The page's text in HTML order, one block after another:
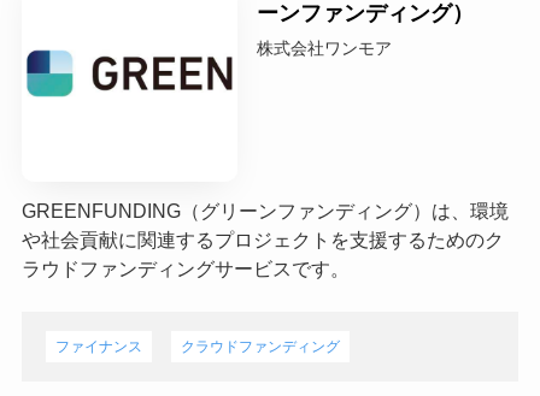
ーンファンディング）
株式会社ワンモア
GREENFUNDING（グリーンファンディング）は、環境
や社会貢献に関連するプロジェクトを支援するためのク
ラウドファンディングサービスです。
ファイナンス クラウドファンディング